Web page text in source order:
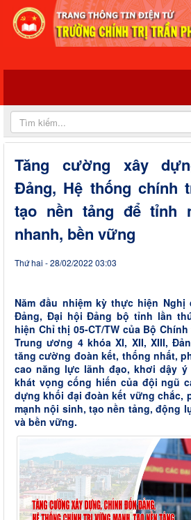
Tăng cường xây
Đảng, Hệ thống chính
tạo nền tảng để tỉnh
nhanh, bền vững
Thứ hai - 28/02/2022 03:03
Năm đầu nhiệm kỳ thực hiện
Đảng, Đại hội Đảng bộ tỉnh lần
hiện Chỉ thị 05-CT/TW của Bộ
Trung ương 4 khóa XI, XII, XIII,
tăng cường đoàn kết, thống nhất,
cao năng lực lãnh đạo, khơi dậy
khát vọng cống hiến của đội ngũ
dựng khối đại đoàn kết vững chắc,
mạnh nội sinh, tạo nền tảng, động
và bền vững.